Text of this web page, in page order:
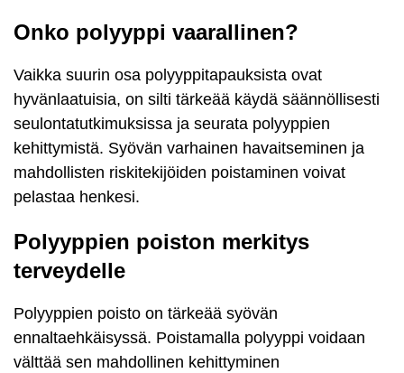
Onko polyyppi vaarallinen?
Vaikka suurin osa polyyppitapauksista ovat
hyvänlaatuisia, on silti tärkeää käydä säännöllisesti
seulontatutkimuksissa ja seurata polyyppien
kehittymistä. Syövän varhainen havaitseminen ja
mahdollisten riskitekijöiden poistaminen voivat
pelastaa henkesi.
Polyyppien poiston merkitys
terveydelle
Polyyppien poisto on tärkeää syövän
ennaltaehkäisyssä. Poistamalla polyyppi voidaan
välttää sen mahdollinen kehittyminen